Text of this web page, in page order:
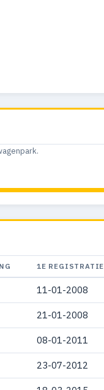
1E REGISTRATIE
11-01-2008
21-01-2008
08-01-2011
23-07-2012